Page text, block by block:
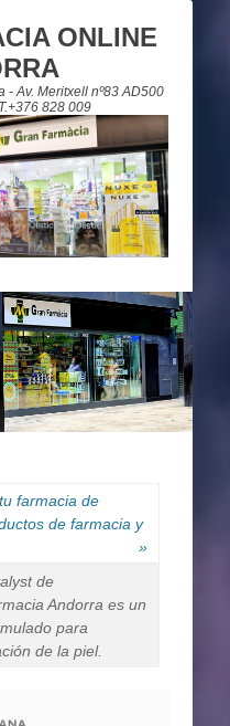
ONLINE
- Av. Meritxell nº83 AD500
828 009
farmacia de
de farmacia y
»
de
Andorra es un
para
de la piel.